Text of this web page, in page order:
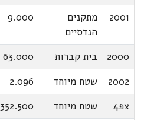
2001
מתקנים
הנדסיים
9.000
2000 בית קברות
63.000
2002
שטח מיוחד
2.096
צפ4
שטח מיוחד 352.500